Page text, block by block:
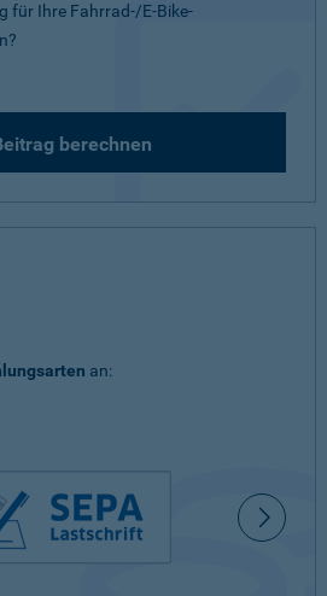
für Ihre Fahrrad-/E-Bike-
berechnen
an: